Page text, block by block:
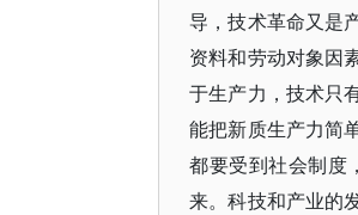
导，技术革命又是
资料和劳动对象因
于生产力，技术只
能把新质生产力简
都要受到社会制度
来。科技和产业的